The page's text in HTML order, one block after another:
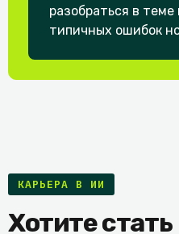
разобраться в
типичных ошибок
КАРЬЕРА В ИИ
Хотите стать